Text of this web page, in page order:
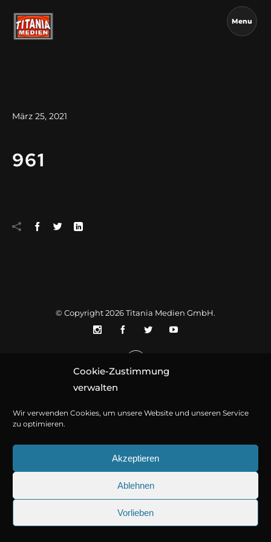
Cookie-Zustimmung
verwalten
Wir verwenden Cookies, um unsere Website und unseren Service
zu optimieren.
Akzeptieren
Ablehnen
Vorlieben
Menu
März 25, 2021
961
© Copyright 2026Titania Medien GmbH.